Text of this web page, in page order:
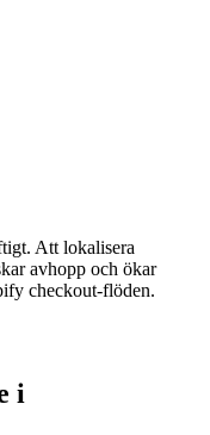
Att lokalisera
avhopp och ökar
checkout-flöden.
i